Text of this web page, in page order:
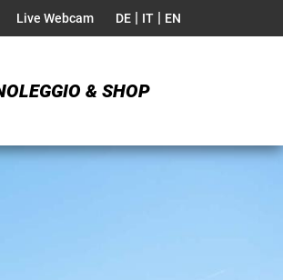
Live Webcam DE | IT | EN
& SHOP